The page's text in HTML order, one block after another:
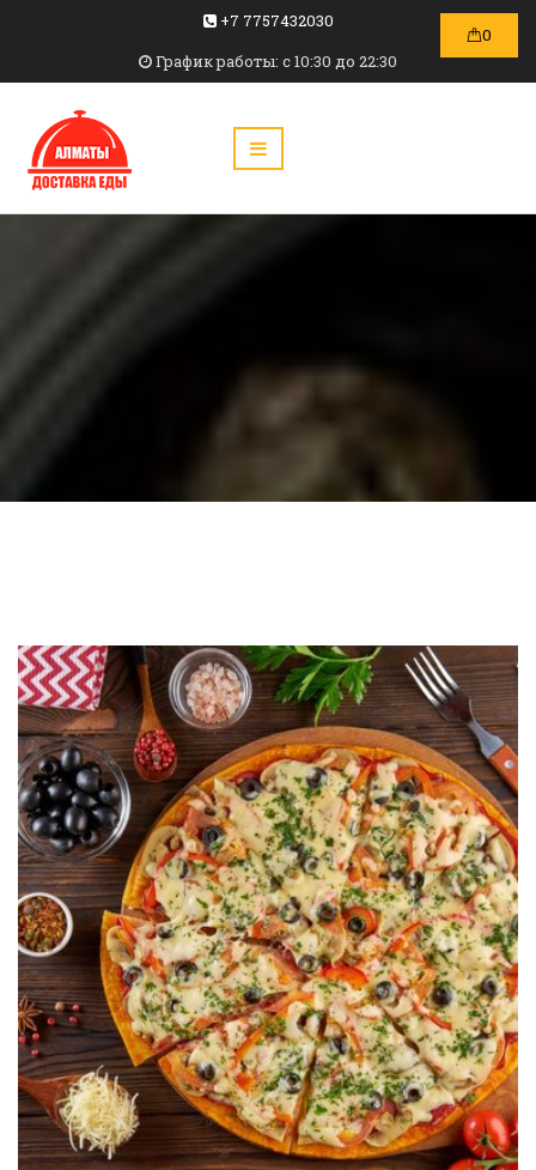
+7 7757432030
График работы: c 10:30 до 22:30
0